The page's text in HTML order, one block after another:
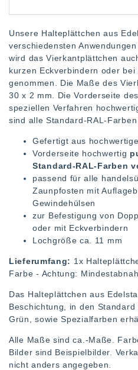
Unsere Halteplättchen aus
verschiedensten
wird das Vierkantplättchen
kurzen Eckverbindern oder
genommen. Die Maße des
30 x 2 mm. Die Vorderseite
speziellen Verfahren
sind alle Standard-RAL-Farben
Gefertigt aus
Vorderseite hochwertig
Standard-RAL-Farben
passend für alle
Zaunpfosten mit
Gewindehülsen
zur Befestigung von
oder mit Eckverbindern
Lochgröße ca. 11 mm
Lieferumfang: 1x
Farbe - Achtung:
Das Halteplättchen aus
Beschichtung, in den
Grün, sowie Spezialfarben
Alle Maße sind ca.-Maße.
Bilder sind Beispielbilder.
nicht anders angegeben.